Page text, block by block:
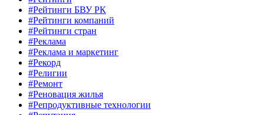
#Рейтинги БВУ РК
#Рейтинги компаний
#Рейтинги стран
#Реклама
#Реклама и маркетинг
#Рекорд
#Религии
#Ремонт
#Реновация жилья
#Репродуктивные технологии